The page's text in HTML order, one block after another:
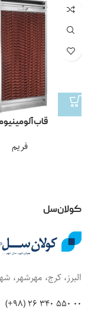
قاب
فریم
کولان‌سل
البرز، کرج، مهرشهر، شهرک
00 550 340 26 (98+)